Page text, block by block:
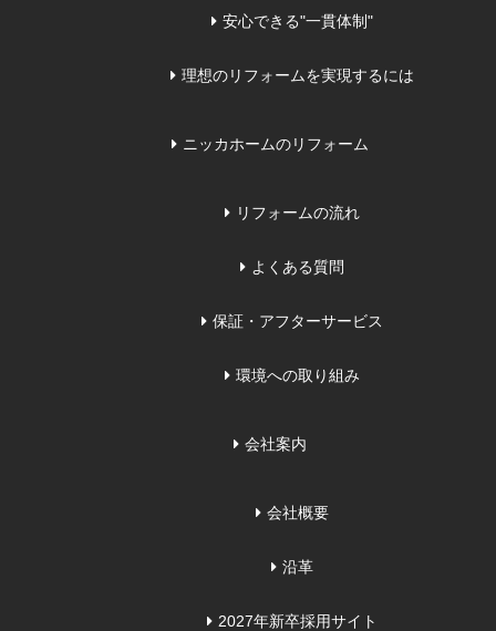
安心できる"一貫体制"
理想のリフォームを実現するには
ニッカホームのリフォーム
リフォームの流れ
よくある質問
保証・アフターサービス
環境への取り組み
会社案内
会社概要
沿革
2027年新卒採用サイト